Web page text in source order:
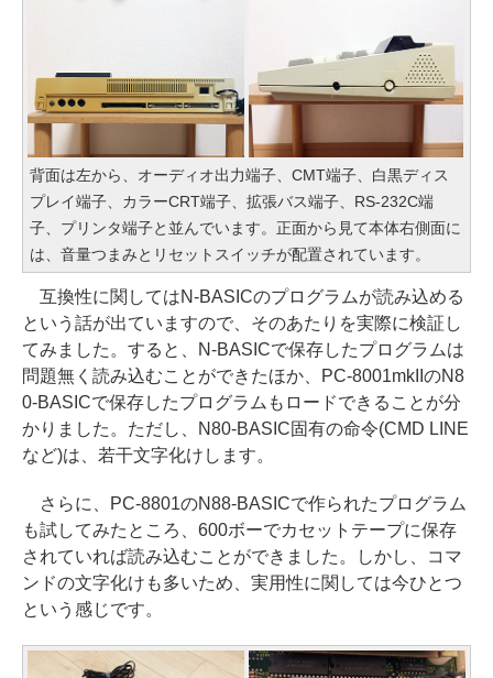
背面は左から、オーディオ出力端子、CMT端子、白黒ディス
プレイ端子、カラーCRT端子、拡張バス端子、RS-232C端
子、プリンタ端子と並んでいます。正面から見て本体右側面に
は、音量つまみとリセットスイッチが配置されています。
互換性に関してはN-BASICのプログラムが読み込める
という話が出ていますので、そのあたりを実際に検証し
てみました。すると、N-BASICで保存したプログラムは
問題無く読み込むことができたほか、PC-8001mkIIのN8
0-BASICで保存したプログラムもロードできることが分
かりました。ただし、N80-BASIC固有の命令(CMD LINE
など)は、若干文字化けします。
さらに、PC-8801のN88-BASICで作られたプログラム
も試してみたところ、600ボーでカセットテープに保存
されていれば読み込むことができました。しかし、コマ
ンドの文字化けも多いため、実用性に関しては今ひとつ
という感じです。